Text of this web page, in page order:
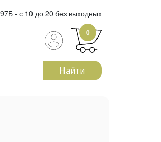
- с 10 до 20 без выходных
0
Найти